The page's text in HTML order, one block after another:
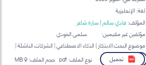
لغة: الإنجليزية
المؤلف: فادي سالم| سارة شاعر
مؤلفين غير مقيمين:
سلمى الخودي
موضوع البحث:الابتكار | الذكاء الاصطناعي | الشركات الناشئة |
الحوكمة الرقمية
تحميل نوع الملف: حجم الملف: